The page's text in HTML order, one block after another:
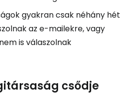
gyakran csak néhány hét
az e-mailekre, vagy
is válaszolnak
csődje